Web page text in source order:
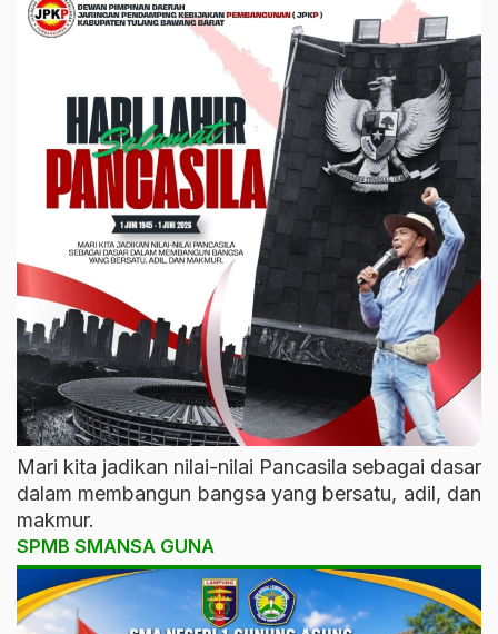
Mari kita jadikan nilai-nilai Pancasila sebagai dasar
dalam membangun bangsa yang bersatu, adil, dan
makmur.
SPMB SMANSA GUNA